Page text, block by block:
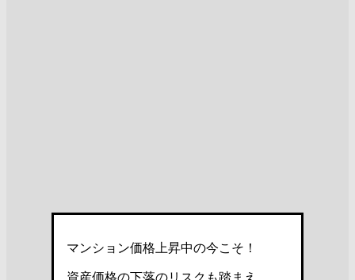
マンション価格上昇中の今こそ！
資産価格の下落のリスクも踏まえ